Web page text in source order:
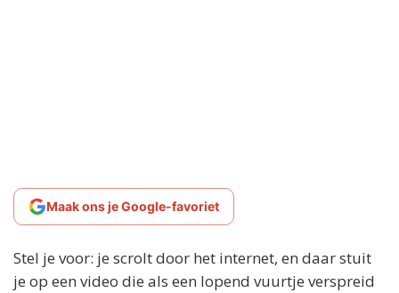
Maak ons je Google-favoriet
Stel je voor: je scrolt door het internet, en daar stuit
je op een video die als een lopend vuurtje verspreid